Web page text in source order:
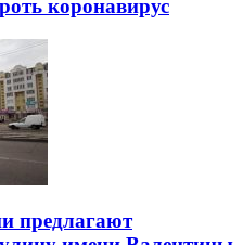
коронавирус
предлагают